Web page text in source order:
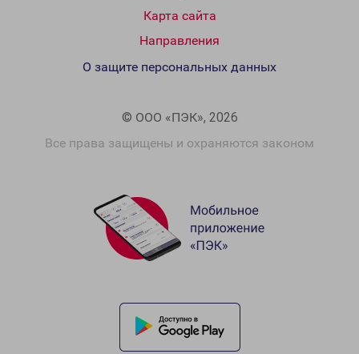
Карта сайта
Направления
© ООО «ПЭК», 2026
Все права защищены и охраняются законом
О защите персональных данных